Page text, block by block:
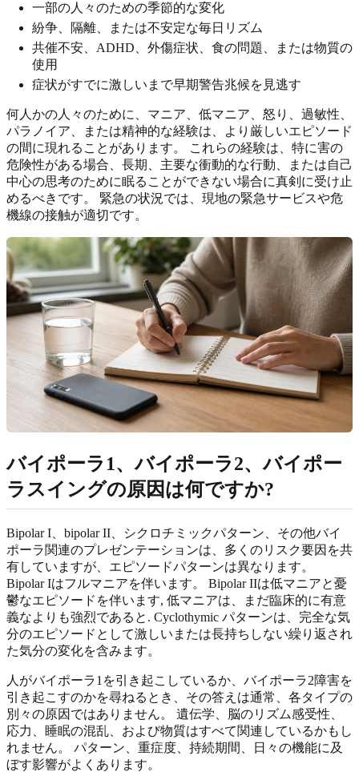
一部の人々のための季節的な変化
紛争、隔離、または不安定な毎日リズム
共催不安、ADHD、外傷症状、食の問題、または物質の
使用
症状がすでに激しいまで早期警告兆候を見逃す
何人かの人々のために、マニア、低マニア、怒り、過敏性、
パラノイア、または精神的な経験は、より厳しいエピソード
の間に現れることがあります。 これらの経験は、特に害の
危険性がある場合、長期、主要な衝動的な行動、または自己
中心の思考のために眠ることができない場合に真剣に受け止
めるべきです。 緊急の状況では、現地の緊急サービスや危
機線の接触が適切です。
バイポーラ1、バイポーラ2、バイポー
ラスイングの原因は何ですか?
Bipolar I、bipolar II、シクロチミックパターン、その他バイ
ポーラ関連のプレゼンテーションは、多くのリスク要因を共
有していますが、エピソードパターンは異なります。
Bipolar Iはフルマニアを伴います。 Bipolar IIは低マニアと憂
鬱なエピソードを伴います, 低マニアは、まだ臨床的に有意
義なよりも強烈であると. Cyclothymic パターンは、完全な気
分のエピソードとして激しいまたは長持ちしない繰り返され
た気分の変化を含みます。
人がバイポーラ1を引き起こしているか、バイポーラ2障害を
引き起こすのかを尋ねるとき、その答えは通常、各タイプの
別々の原因ではありません。 遺伝学、脳のリズム感受性、
応力、睡眠の混乱、および物質はすべて関連しているかもし
れません。 パターン、重症度、持続期間、日々の機能に及
ぼす影響がよくあります。